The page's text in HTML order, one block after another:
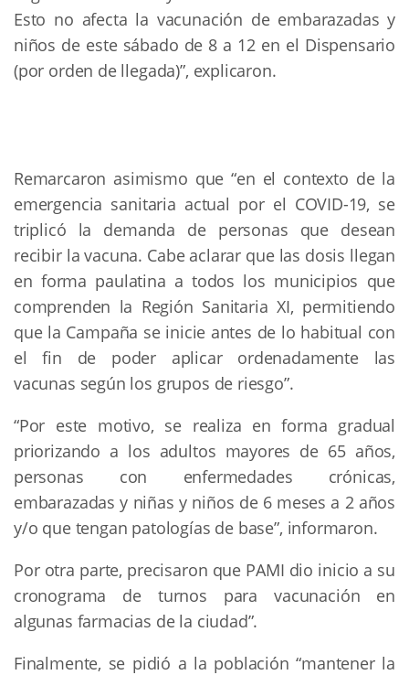
Esto no afecta la vacunación de embarazadas y
niños de este sábado de 8 a 12 en el Dispensario
(por orden de llegada)”, explicaron.
Remarcaron asimismo que “en el contexto de la
emergencia sanitaria actual por el COVID-19, se
triplicó la demanda de personas que desean
recibir la vacuna. Cabe aclarar que las dosis llegan
en forma paulatina a todos los municipios que
comprenden la Región Sanitaria XI, permitiendo
que la Campaña se inicie antes de lo habitual con
el fin de poder aplicar ordenadamente las
vacunas según los grupos de riesgo”.
“Por este motivo, se realiza en forma gradual
priorizando a los adultos mayores de 65 años,
personas con enfermedades crónicas,
embarazadas y niñas y niños de 6 meses a 2 años
y/o que tengan patologías de base”, informaron.
Por otra parte, precisaron que PAMI dio inicio a su
cronograma de turnos para vacunación en
algunas farmacias de la ciudad”.
Finalmente, se pidió a la población “mantener la